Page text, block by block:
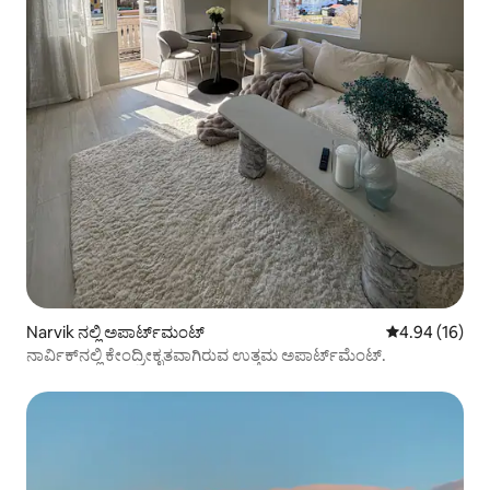
Narvik ನಲ್ಲಿ ಅಪಾರ್ಟ್‌ಮಂಟ್ 5 ರಲ್ಲಿ 4.94
4.94 (16)
ನಾರ್ವಿಕ್‌ನಲ್ಲಿ ಕೇಂದ್ರೀಕೃತವಾಗಿರುವ ಉತ್ತಮ ಅಪಾರ್ಟ್‌ಮೆಂಟ್.